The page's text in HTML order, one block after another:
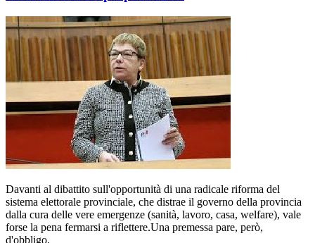
Davanti al dibattito sull'opportunità di una radicale riforma del
sistema elettorale provinciale, che distrae il governo della provincia
dalla cura delle vere emergenze (sanità, lavoro, casa, welfare), vale
forse la pena fermarsi a riflettere.Una premessa pare, però,
d'obbligo.